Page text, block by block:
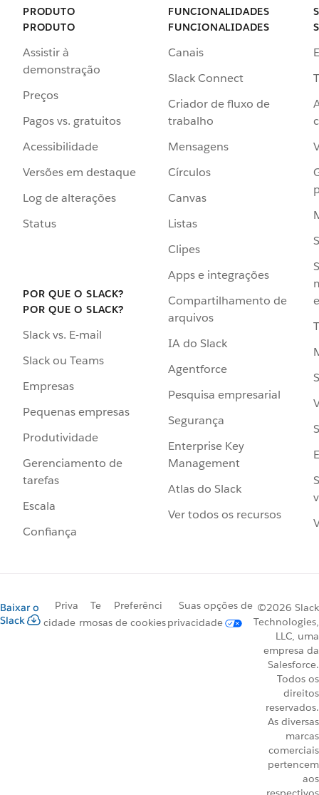
PRODUTO
PRODUTO
Assistir à
demonstração
Preços
Pagos vs. gratuitos
Acessibilidade
Versões em destaque
Log de alterações
Status
POR QUE O SLACK?
POR QUE O SLACK?
Slack vs. E-mail
Slack ou Teams
Empresas
Pequenas empresas
Produtividade
Gerenciamento de
tarefas
Escala
Confiança
FUNCIONALIDADES
FUNCIONALIDADES
Canais
Slack Connect
Criador de fluxo de
trabalho
Mensagens
Círculos
Canvas
Listas
Clipes
Apps e integrações
Compartilhamento de
arquivos
IA do Slack
Agentforce
Pesquisa empresarial
Segurança
Enterprise Key
Management
Atlas do Slack
Ver todos os recursos
Baixar o
Slack
Priva
cidade
Te
rmos
Preferênci
as de cookies
Suas opções de
privacidade
©2026 Slack
Technologies,
LLC, uma
empresa da
Salesforce.
Todos os
direitos
reservados.
As diversas
marcas
comerciais
pertencem
aos